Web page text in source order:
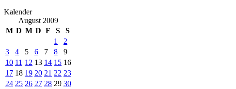
Kalender
August 2009
M D M D F S
S
1
2
3
4 5 6 7 8
9
10 11 12 13 14 15 16
17 18 19 20 21 22 23
24 25 26 27 28 29 30